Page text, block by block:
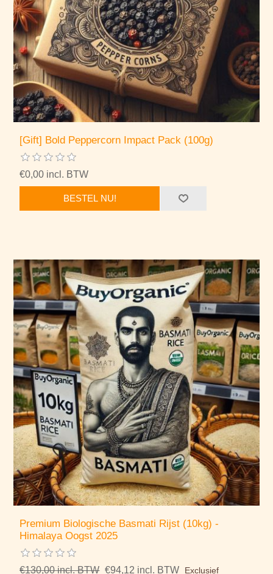
[Gift] Bold Peppercorn Impact Pack (100g)
€0,00 incl. BTW
BESTEL NU!
Premium Biologische Basmati Rijst (10kg) -
Himalaya Oogst 2025
€130,00 incl. BTW €94,12 incl. BTW
Exclusief